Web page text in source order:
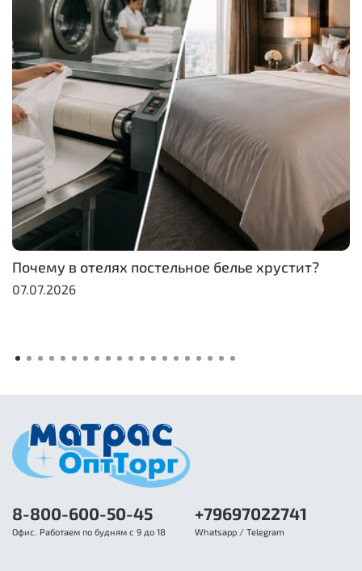
Почему в отелях постельное белье хрустит?
07.07.2026
8-800-600-50-45
Офис. Работаем по будням с 9 до 18
+79697022741
Whatsapp / Telegram